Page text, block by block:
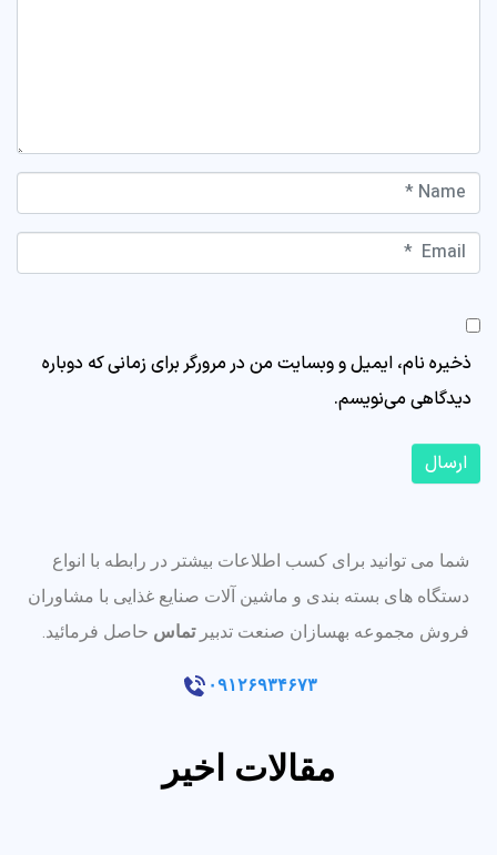
Name *
Email *
ذخیره نام، ایمیل و وبسایت من در مرورگر برای زمانی که دوباره
دیدگاهی می‌نویسم.
ارسال
شما می توانید برای کسب اطلاعات بیشتر در رابطه با انواع
دستگاه های بسته بندی و ماشین آلات صنایع غذایی با مشاوران
فروش مجموعه بهسازان صنعت تدبیرتماس حاصل فرمائید.
۰۹۱۲۶۹۳۴۶۷۳
مقالات اخیر